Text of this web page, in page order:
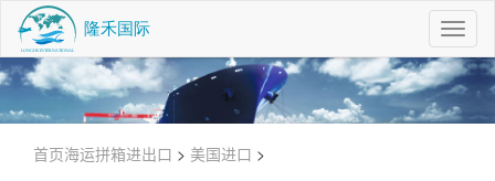
首页海运拼箱进出口 > 美国进口 >